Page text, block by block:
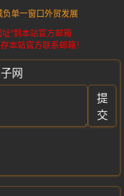
负单一窗口外贸发展
”到本站官方邮箱
本站官方联系邮箱！
网
提
交